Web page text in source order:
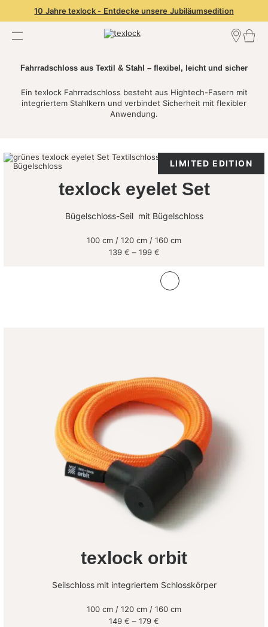
10 Jahre texlock - Entdecke unsere Jubiläumsedition
Händler finden
Händler Login
Fahrradschloss aus Textil & Stahl – flexibel, leicht und sicher
Ein texlock Fahrradschloss besteht aus Hightech-Fasern mit
integriertem Stahlkern und verbindet Sicherheit mit flexibler
Anwendung.
LIMITED EDITION
texlock eyelet Set
Bügelschloss-Seil mit Bügelschloss
100 cm / 120 cm / 160 cm
139 € – 199 €Preisspanne:
bis
199 €
texlock orbit
Seilschloss mit integriertem Schlosskörper
100 cm / 120 cm / 160 cm
149 € – 179 €